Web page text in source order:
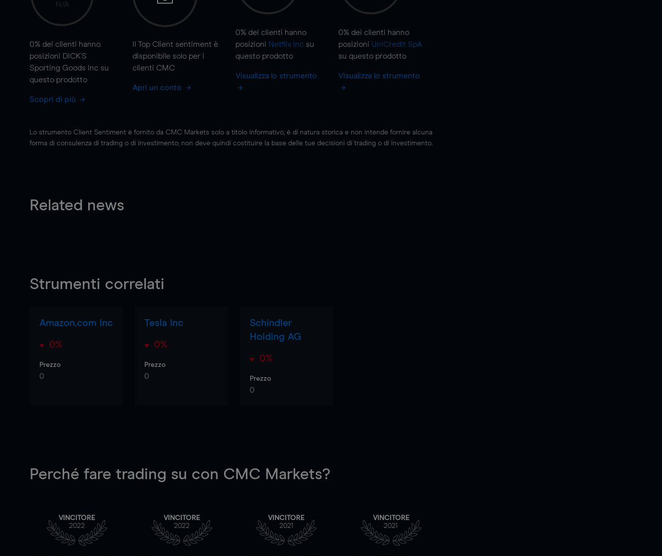
N/A
0% dei clienti hanno
posizioni DICK'S
Sporting Goods Inc su
questo prodotto
Scopri di più
Il Top Client sentiment è
disponibile solo per i
clienti CMC
Apri un conto
0% dei clienti hanno
posizioni Netflix Inc su
questo prodotto
Visualizza lo strumento
0% dei clienti hanno
posizioni UniCredit SpA
su questo prodotto
Visualizza lo strumento
Lo strumento Client Sentiment è fornito da CMC Markets solo a titolo informativo, è di natura storica e non intende fornire alcuna
forma di consulenza di trading o di investimento; non deve quindi costituire la base delle tue decisioni di trading o di investimento.
Related news
Strumenti correlati
Amazon.com Inc
0%
Prezzo
0
Tesla Inc
0%
Prezzo
0
Schindler
Holding AG
0%
Prezzo
0
Perché fare trading su con CMC Markets?
VINCITORE
2022
VINCITORE
2022
VINCITORE
2021
VINCITORE
2021